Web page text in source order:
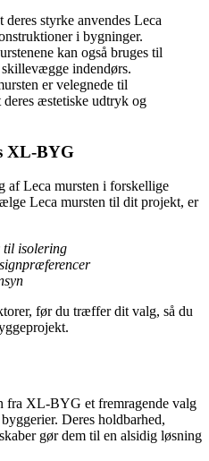
deres styrke anvendes Leca
i bygninger.
kan også bruges til
indendørs.
er velegnede til
æstetiske udtryk og
XL-BYG
Leca mursten i forskellige
Leca mursten til dit projekt, er
til isolering
før du træffer dit valg, så du
fra XL-BYG et fremragende valg
Deres holdbarhed,
gør dem til en alsidig løsning